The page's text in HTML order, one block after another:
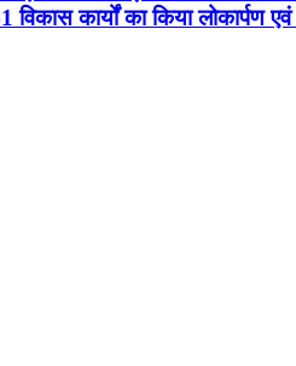
कार्यों का किया लोकार्पण